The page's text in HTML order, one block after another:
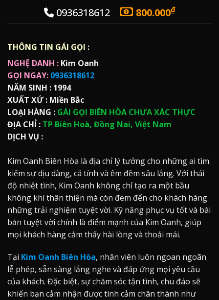
0936318612 800.000₫
THÔNG TIN GÁI GỌI :
NGHỆ DANH : Kim Oanh
GỌI NGAY: 0936318612
NĂM SINH : 1994
XUẤT XỨ : Miền Bắc
LOẠI HÀNG : GÁI GỌI BIÊN HÒA CHƯA XÁC THỰC
ĐỊA CHỈ : TP Biên Hoà, Đồng Nai, Việt Nam
DỊCH VỤ :
Kim Oanh Biên Hòa là địa chỉ lý tưởng cho những ai tìm
kiếm sự dịu dàng, cá tính và êm đềm sâu lắng. Với thái
độ nhiệt tình, Kim Oanh không chỉ tạo ra một bầu
không khí thân thiện mà còn đem đến cho khách hàng
những trải nghiệm tuyệt vời. Kỹ năng phục vụ tốt và bài
bản tuyệt vời chính là điểm mạnh của Kim Oanh, giúp
mọi khách hàng cảm thấy hài lòng và thoải mái.
Tại Kim Oanh Biên Hòa, nhân viên luôn ngoan ngoãn
lễ phép, sẵn sàng lắng nghe và đáp ứng mọi yêu cầu
của khách. Đặc biệt, sự chăm sóc tận tình, chu đáo sẽ
khiến bạn cảm nhận được tình cảm chân thành như